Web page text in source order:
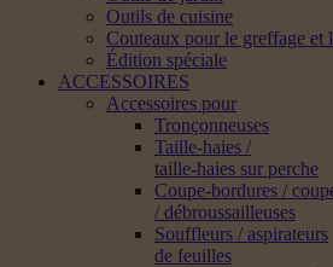
Outils de cuisine
Couteaux pour le greffage et
Édition spéciale
ACCESSOIRES
Accessoires pour
Tronçonneuses
Taille-haies /
taille-haies sur perche
Coupe-bordures /
/ débroussailleuses
Souffleurs / aspirateurs
de feuilles